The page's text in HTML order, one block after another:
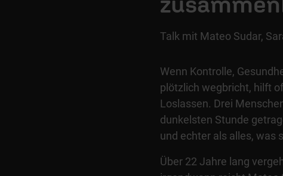
Talk mit Mateo Sudar,
Wenn Kontrolle,
plötzlich wegbricht, hilft
Loslassen. Drei
dunkelsten Stunde
und echter als alles, was
Über 22 Jahre lang